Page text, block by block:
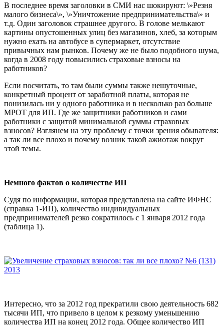
В последнее время заголовки в СМИ нас шокируют: \»Резня
малого бизнеса\», \»Уничтожение предпринимательства\» и
т.д. Один заголовок страшнее другого. В голове мелькают
картины опустошенных улиц без магазинов, хлеб, за которым
нужно ехать на автобусе в супермаркет, отсутствие
привычных нам рынков. Почему же не было подобного шума,
когда в 2008 году повысились страховые взносы на
работников?
Если посчитать, то там были суммы также нешуточные,
конкретный процент от заработной платы, которая не
понизилась ни у одного работника и в несколько раз больше
МРОТ для ИП. Где же защитники работников и сами
работники с защитой минимальной суммы страховых
взносов? Взглянем на эту проблему с точки зрения обывателя:
а так ли все плохо и почему возник такой ажиотаж вокруг
этой темы.
Немного фактов о количестве ИП
Судя по информации, которая представлена на сайте ИФНС
(справка 1-ИП), количество индивидуальных
предпринимателей резко сократилось с 1 января 2012 года
(таблица 1).
Интересно, что за 2012 год прекратили свою деятельность 682
тысячи ИП, что привело в целом к резкому уменьшению
количества ИП на конец 2012 года. Общее количество ИП